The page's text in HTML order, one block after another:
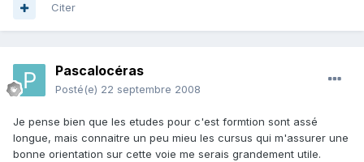
Citer
Pascalocéras
Posté(e) 22 septembre 2008
Je pense bien que les etudes pour c'est formtion sont assé
longue, mais connaitre un peu mieu les cursus qui m'assurer une
bonne orientation sur cette voie me serais grandement utile.